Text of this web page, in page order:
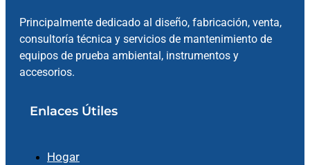
Principalmente dedicado al diseño, fabricación, venta,
consultoría técnica y servicios de mantenimiento de
equipos de prueba ambiental, instrumentos y
accesorios.
Enlaces Útiles
Hogar